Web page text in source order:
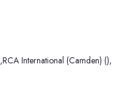
,RCA International (Camden) (),